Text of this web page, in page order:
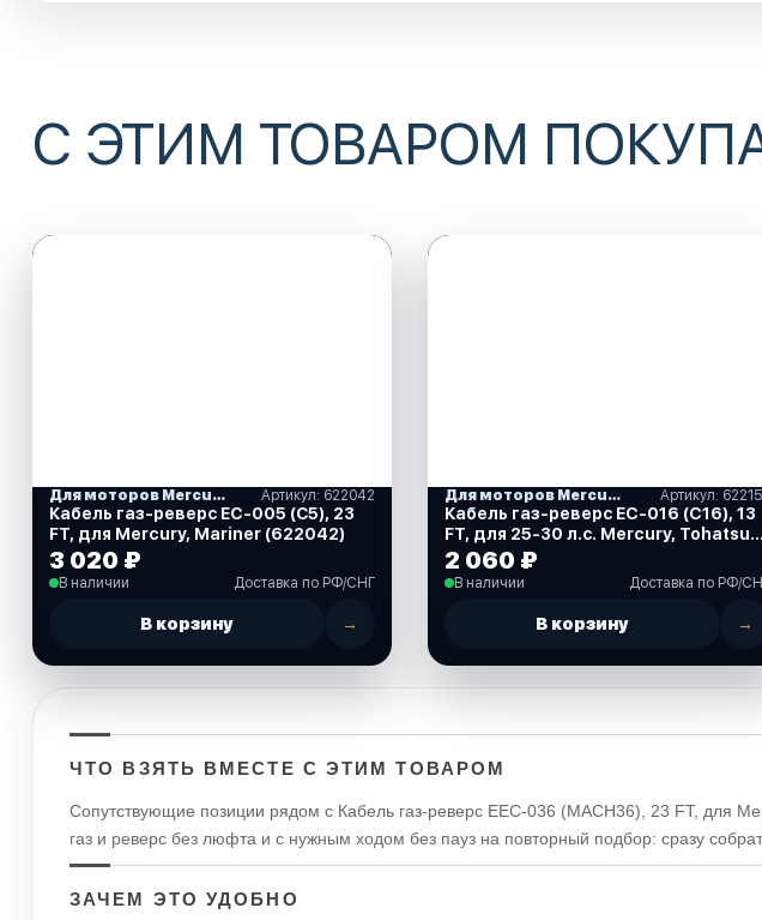
С ЭТИМ ТОВАРОМ
Для моторов Mercury Артикул: 622042
Кабель газ-реверс EC-005 (С5), 23
FT, для Mercury, Mariner (622042)
3 020 ₽
В наличии Доставка по РФ/СНГ
В корзину →
Для моторов Mercury Артикул:
Кабель газ-реверс EC-016 (C16), 13
FT, для 25-30 л.с. Mercury, Tohatsu
(622150)
2 060 ₽
В наличии Доставка по РФ/
В корзину →
ЧТО ВЗЯТЬ ВМЕСТЕ С ЭТИМ ТОВАРОМ
Сопутствующие позиции рядом с Кабель газ-реверс ЕЕС-036 (MACH36), 23 FT, для
газ и реверс без люфта и с нужным ходом без пауз на повторный подбор: сразу
ЗАЧЕМ ЭТО УДОБНО